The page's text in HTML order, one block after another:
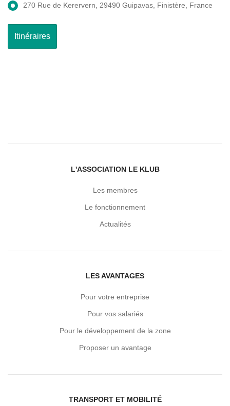
270 Rue de Kerervern, 29490 Guipavas, Finistère, France
L'ASSOCIATION LE KLUB
Les membres
Le fonctionnement
Actualités
LES AVANTAGES
Pour votre entreprise
Pour vos salariés
Pour le développement de la zone
Proposer un avantage
TRANSPORT ET MOBILITÉ